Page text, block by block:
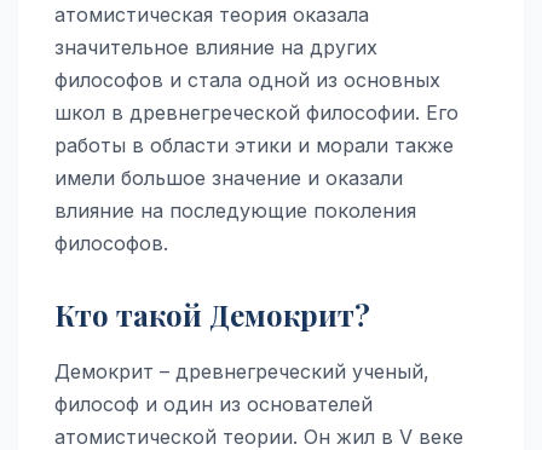
атомистическая теория оказала
значительное влияние на других
философов и стала одной из основных
школ в древнегреческой философии. Его
работы в области этики и морали также
имели большое значение и оказали
влияние на последующие поколения
философов.
Кто такой Демокрит?
Демокрит – древнегреческий ученый,
философ и один из основателей
атомистической теории. Он жил в V веке